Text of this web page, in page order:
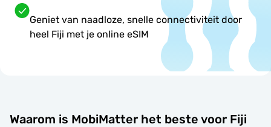
Geniet van naadloze, snelle connectiviteit door
heel Fiji met je online eSIM
Waarom is MobiMatter het beste voor Fiji